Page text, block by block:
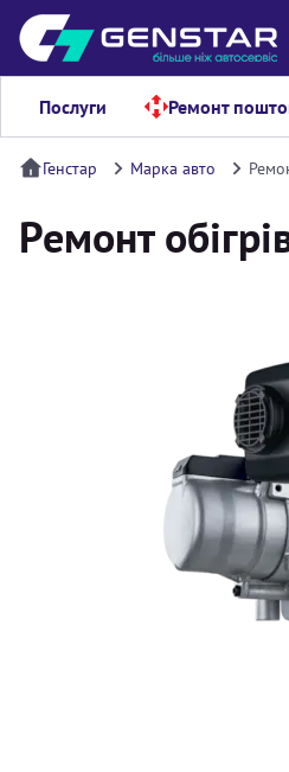
Послуги Ремонт
Генстар Марка авто
Ремонт